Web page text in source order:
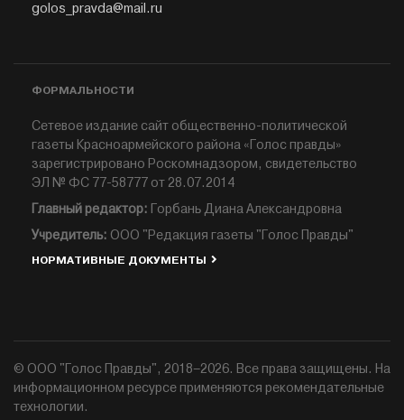
golos_pravda@mail.ru
ФОРМАЛЬНОСТИ
Сетевое издание сайт общественно-политической
газеты Красноармейского района «Голос правды»
зарегистрировано Роскомнадзором, свидетельство
ЭЛ № ФС 77-58777 от 28.07.2014
Главный редактор: Горбань Диана Александровна
Учредитель: ООО "Редакция газеты "Голос Правды"
НОРМАТИВНЫЕ ДОКУМЕНТЫ
© ООО "Голос Правды", 2018–2026. Все права защищены. На
информационном ресурсе применяются рекомендательные
технологии.